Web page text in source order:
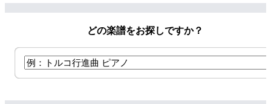
どの楽譜をお探しですか？